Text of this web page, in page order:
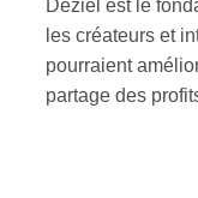
Déziel est le
les créateurs et
pourraient
partage des